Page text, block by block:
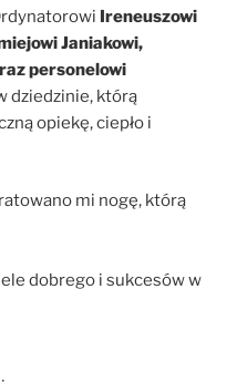
Ireneuszowi
Janiakowi,
personelowi
dziedzinie, którą
opiekę, ciepło i
mi nogę, którą
dobrego i sukcesów w